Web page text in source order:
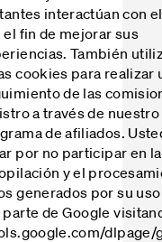
interactúan con
el fin de mejorar sus
También
cookies para realizar
de las
a través de nuestro
de afiliados.
por no participar en la
y el
generados por su
de Google
dlpage/